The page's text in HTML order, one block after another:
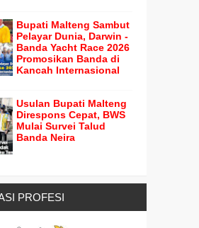
Bupati Malteng Sambut
Pelayar Dunia, Darwin -
Banda Yacht Race 2026
Promosikan Banda di
Kancah Internasional
Usulan Bupati Malteng
Direspons Cepat, BWS
Mulai Survei Talud
Banda Neira
PROFESI